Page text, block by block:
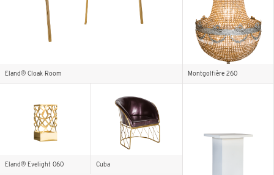
Eland® Cloak Room Montgolfière 260
Eland® Evelight 060 Cuba